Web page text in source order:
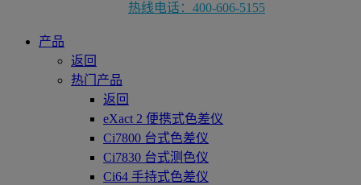
热线电话：400-606-5155
产品
返回
热门产品
返回
eXact 2 便携式色差仪
Ci7800 台式色差仪
Ci7830 台式测色仪
Ci64 手持式色差仪